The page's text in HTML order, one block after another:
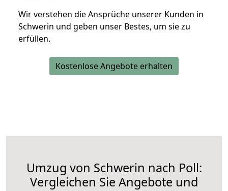
Wir verstehen die Ansprüche unserer Kunden in
Schwerin und geben unser Bestes, um sie zu
erfüllen.
Kostenlose Angebote erhalten
Umzug von Schwerin nach Poll:
Vergleichen Sie Angebote und